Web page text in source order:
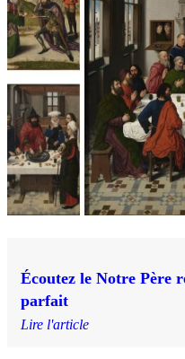
Écoutez le Notre Père
parfait
Lire l'article